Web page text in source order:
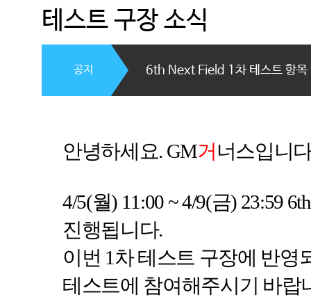
테스트 구장 소식
6th Next Field 1차 테스트 항목
공지
안녕하세요. GM거 너스입니
4/5(월) 11:00 ~ 4/9(금) 23:59
진행됩니다.
이번 1 차 테스트 구장에 반영
테스트에 참여해주시기 바랍